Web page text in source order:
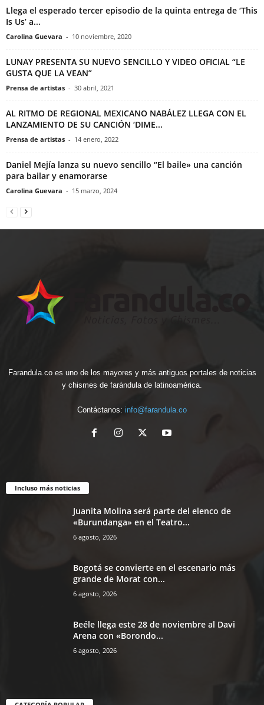
Llega el esperado tercer episodio de la quinta entrega de ‘This
Is Us’ a...
Carolina Guevara - 10 noviembre, 2020
LUNAY PRESENTA SU NUEVO SENCILLO Y VIDEO OFICIAL “LE
GUSTA QUE LA VEAN”
Prensa de artistas - 30 abril, 2021
AL RITMO DE REGIONAL MEXICANO NABÁLEZ LLEGA CON EL
LANZAMIENTO DE SU CANCIÓN ‘DIME...
Prensa de artistas - 14 enero, 2022
Daniel Mejía lanza su nuevo sencillo “El baile» una canción
para bailar y enamorarse
Carolina Guevara - 15 marzo, 2024
Farandula.co es uno de los mayores y más antiguos portales de noticias
y chismes de farándula de latinoamérica.
Contáctanos: info@farandula.co
Incluso más noticias
Juanita Molina será parte del elenco de
«Burundanga» en el Teatro...
6 agosto, 2026
Bogotá se convierte en el escenario más
grande de Morat con...
6 agosto, 2026
Beéle llega este 28 de noviembre al Davi
Arena con «Borondo...
6 agosto, 2026